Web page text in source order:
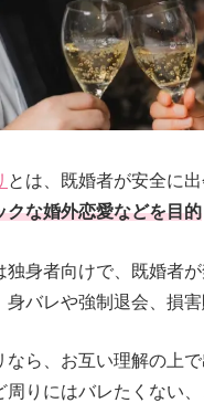
とは、既婚者が安全に
クな婚外恋愛などを目的
身者向けで、既婚者
バレや強制退会、損害
ら、お互い理解の上
りにはバレたくない、